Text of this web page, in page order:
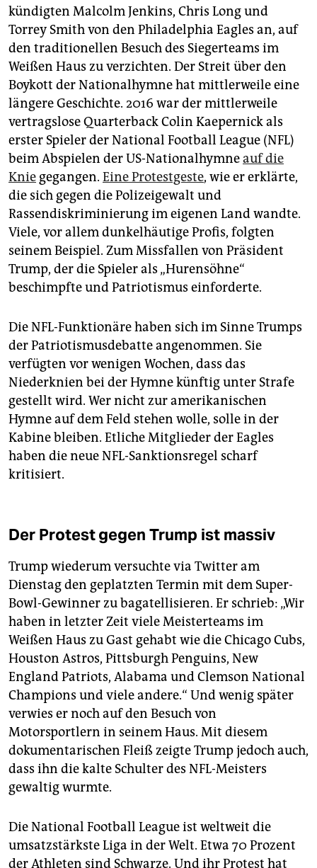
kündigten Malcolm Jenkins, Chris Long und
Torrey Smith von den Philadelphia Eagles an, auf
den traditionellen Besuch des Siegerteams im
Weißen Haus zu verzichten. Der Streit über den
Boykott der Nationalhymne hat mittlerweile eine
längere Geschichte. 2016 war der mittlerweile
vertragslose Quarterback Colin Kaepernick als
erster Spieler der National Football League (NFL)
beim Abspielen der US-Nationalhymneauf die
Knie gegangen. Eine Protestgeste, wie er erklärte,
die sich gegen die Polizeigewalt und
Rassendiskriminierung im eigenen Land wandte.
Viele, vor allem dunkelhäutige Profis, folgten
seinem Beispiel. Zum Missfallen von Präsident
Trump, der die Spieler als „Hurensöhne“
beschimpfte und Patriotismus einforderte.
Die NFL-Funktionäre haben sich im Sinne Trumps
der Patriotismusdebatte angenommen. Sie
verfügten vor wenigen Wochen, dass das
Niederknien bei der Hymne künftig unter Strafe
gestellt wird. Wer nicht zur amerikanischen
Hymne auf dem Feld stehen wolle, solle in der
Kabine bleiben. Etliche Mitglieder der ­Eagles
haben die neue NFL-Sanktionsregel scharf
kritisiert.
Der Protest gegen Trump ist massiv
Trump wiederum versuchte via Twitter am
Dienstag den geplatzten Termin mit dem Super-
Bowl-Gewinner zu bagatellisieren. Er schrieb: „Wir
haben in letzter Zeit viele Meisterteams im
Weißen Haus zu Gast gehabt wie die Chicago Cubs,
Houston Astros, Pittsburgh Penguins, New
England Patriots, Alabama und Clemson National
Champions und viele andere.“ Und wenig später
verwies er noch auf den Besuch von
Motorsportlern in seinem Haus. Mit diesem
dokumentarischen Fleiß zeigte Trump jedoch auch,
dass ihn die kalte Schulter des NFL-Meisters
gewaltig wurmte.
Die National Football League ist weltweit die
umsatzstärkste Liga in der Welt. Etwa 70 Prozent
der Athleten sind Schwarze. Und ihr Protest hat